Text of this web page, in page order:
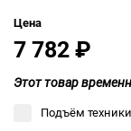
Цена
7 782₽
Этот товар
Подъём техники